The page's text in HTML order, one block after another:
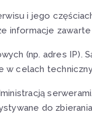
i jego
informacje
(np. adres IP).
w celach
do zbierania